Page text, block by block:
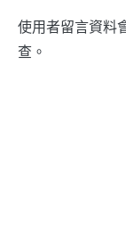
使用者留言資料
查。